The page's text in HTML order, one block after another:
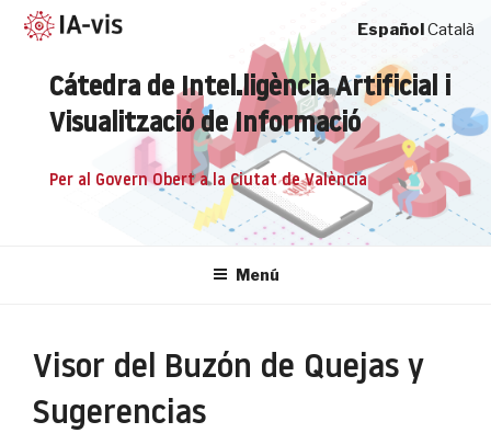
Saltar
Cátedra de Intel.ligència Artificial i
Visualització de Informació
per al Govern Obert a la Ciutat de València
Menú
Visor del Buzón de Quejas y
Sugerencias
EspañolCatalà